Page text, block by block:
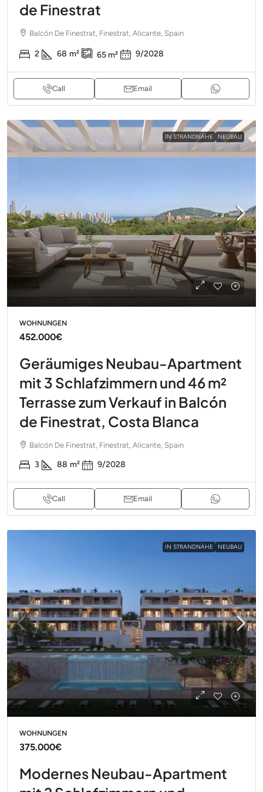
de Finestrat
Balcón De Finestrat, Finestrat, Alicante, Spain
2 68 m² 65 m² 9/2028
Call Email
IN STRANDNÄHE NEUBAU
WOHNUNGEN
452.000€
Geräumiges Neubau-Apartment
mit 3 Schlafzimmern und 46 m²
Terrasse zum Verkauf in Balcón
de Finestrat, Costa Blanca
Balcón De Finestrat, Finestrat, Alicante, Spain
3 88 m² 9/2028
Call Email
IN STRANDNÄHE NEUBAU
WOHNUNGEN
375.000€
Modernes Neubau-Apartment